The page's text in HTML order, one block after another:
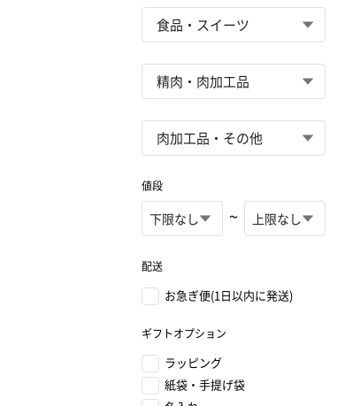
値段
~
配送
お急ぎ便(1日以内に発送)
ギフトオプション
ラッピング
紙袋・手提げ袋